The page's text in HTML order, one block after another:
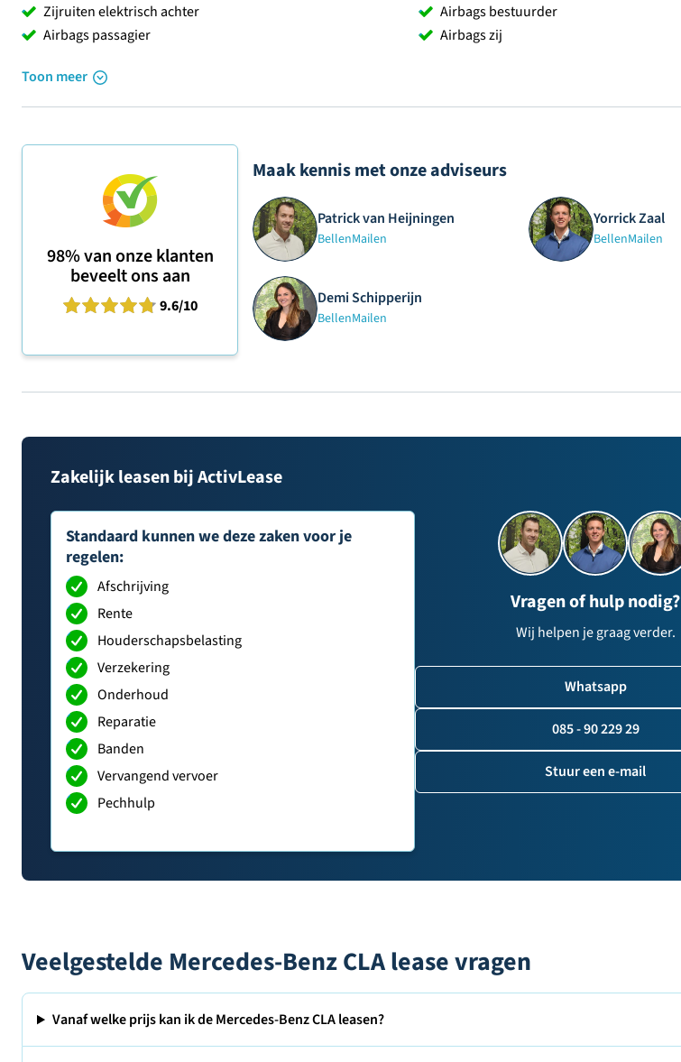
Zijruiten elektrisch achter
Airbags bestuurder
Airbags passagier
Airbags zij
Toon meer
98%van onze klanten
beveelt ons aan
9.6/10
Maak kennis met onze adviseurs
Patrick van Heijningen
BellenMailen
Yorrick Zaal
BellenMailen
Demi Schipperijn
BellenMailen
Zakelijk leasen bij ActivLease
Standaard kunnen we deze zaken voor je
regelen:
Afschrijving
Rente
Houderschapsbelasting
Verzekering
Onderhoud
Reparatie
Banden
Vervangend vervoer
Pechhulp
Vragen of hulp nodig?
Wij helpen je graag verder.
Whatsapp
085 - 90 229 29
Stuur een e-mail
Veelgestelde Mercedes-Benz CLA lease vragen
Vanaf welke prijs kan ik de Mercedes-Benz CLA leasen?